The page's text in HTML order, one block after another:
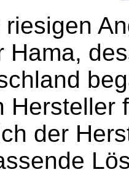
Hama,
Hersteller
der